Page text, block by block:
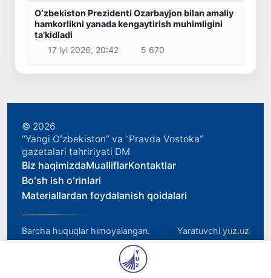
Oʻzbekiston Prezidenti Ozarbayjon bilan amaliy
hamkorlikni yanada kengaytirish muhimligini
taʼkidladi
17 iyl 2026, 20:42
5 670
© 2026
“Yangi Oʻzbekiston” va “Pravda Vostoka”
gazetalari tahririyati DM
Biz haqimizdaMualliflarKontaktlar
Boʻsh ish oʻrinlari
Materiallardan foydalanish qoidalari
Barcha huquqlar himoyalangan. Yaratuvchi yuz.uz